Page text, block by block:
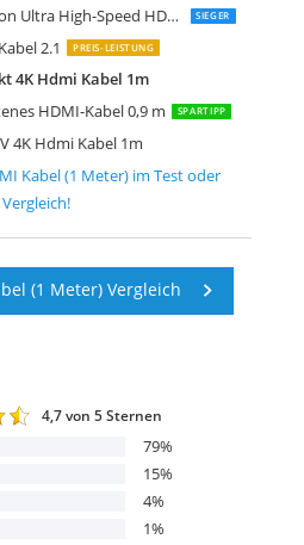
OEHLBACH Flex Evolution Ultra High-Speed HDMI-Kabel SIEGER
2.1 PREIS-LEISTUNG
4K Hdmi Kabel 1m
HDMI-Kabel 0,9 m
SPARTIPP
4K Hdmi Kabel 1m
KabelDirekt 8K 4K HDMI Kabel mit
KabelDirekt 4K Hdmi Kabel 1m Pro
CSL-Computer CSL 8k Hdmi Kabel
Hama Hdmi Kabel 1 m lang Ultra HD
StarTech.com 1m Hdmi 2.1 Kabel 8K
KabelDirekt 10K & 8K Hdmi Kabel
deleyCON 1m Hdmi Kabel Hdmi 2.0
UGREEN 8k Hdmi Kabel 2.1
Ultra HDTV 8K Hdmi Kabel
Zertifiziertes 10K 8K Hdmi 2.1 Kabel
CSL-Computer CSL 8k Hdmi Kabel
CSL-Computer CSL 8k 4k Hdmi Kabel
Highwings Hdmi 2.1 Kabel 1m 8K
8K Hdmi Kabel 2.1
Kabel (1 Meter) im Test oder
Vergleich!
(1 Meter) Vergleich
4,7von 5 Sternen
79%
15%
4%
1%